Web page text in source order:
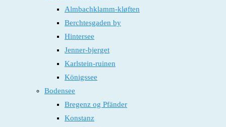
Almbachklamm-kløften
Berchtesgaden by
Hintersee
Jenner-bjerget
Karlstein-ruinen
Königssee
Bodensee
Bregenz og Pfänder
Konstanz